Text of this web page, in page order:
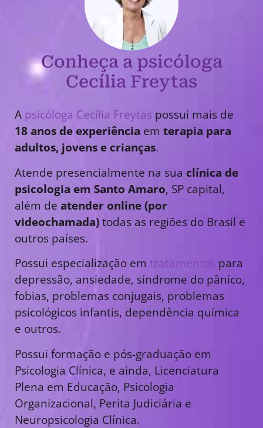
Conheça a psicóloga
Cecília Freytas
A psicóloga Cecília Freytas possui mais de
18 anos de experiência em terapia para
adultos, jovens e crianças.
Atende presencialmente na sua clínica de
psicologia em Santo Amaro, SP capital,
além de atender online (por
videochamada)todas as regiões do Brasil e
outros países.
Possui especialização em tratamentos para
depressão, ansiedade, síndrome do pânico,
fobias, problemas conjugais, problemas
psicológicos infantis, dependência química
e outros.
Possui formação e pós-graduação em
Psicologia Clínica, e ainda, Licenciatura
Plena em Educação, Psicologia
Organizacional, Perita Judiciária e
Neuropsicologia Clínica.